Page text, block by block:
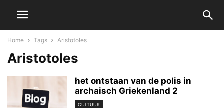
Home Tags Aristotoles
Aristotoles
het ontstaan van de polis in
archaisch Griekenland 2
CULTUUR